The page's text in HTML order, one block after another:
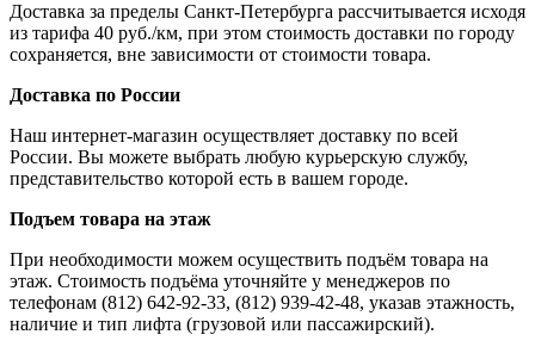
Доставка за пределы Санкт-Петербурга рассчитывается исходя
из тарифа 40 руб./км, при этом стоимость доставки по городу
сохраняется, вне зависимости от стоимости товара.
Доставка по России
Наш интернет-магазин осуществляет доставку по всей
России. Вы можете выбрать любую курьерскую службу,
представительство которой есть в вашем городе.
Подъем товара на этаж
При необходимости можем осуществить подъём товара на
этаж. Стоимость подъёма уточняйте у менеджеров по
телефонам (812) 642-92-33, (812) 939-42-48, указав этажность,
наличие и тип лифта (грузовой или пассажирский).